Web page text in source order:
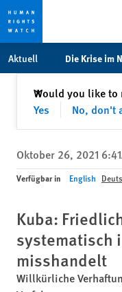
Skip
to
Skip
to
content
Aktuell Die Krise im
Would you like to
Yes
No, don't
✕Schließen
Oktober 26, 2021
Verfügbar in English
Kuba:
systematisch
misshandelt
Willkürliche